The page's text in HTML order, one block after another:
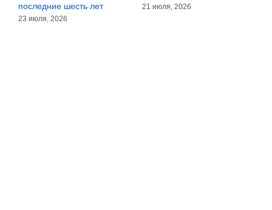
последние шесть лет
23 июля, 2026
21 июля, 2026